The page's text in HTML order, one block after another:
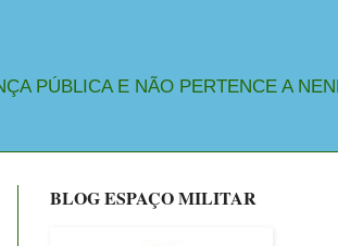
PÚBLICA E NÃO PERTENCE A
BLOG ESPAÇO MILITAR